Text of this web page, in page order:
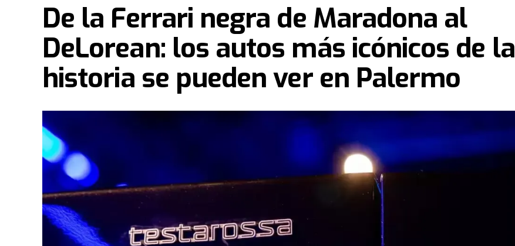
De la Ferrari negra de Maradona al
DeLorean: los autos más icónicos de la
historia se pueden ver en Palermo